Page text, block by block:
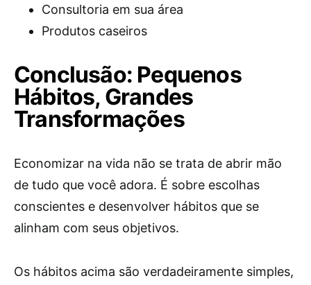
Consultoria em sua área
Produtos caseiros
Conclusão: Pequenos
Hábitos, Grandes
Transformações
Economizar na vida não se trata de abrir mão
de tudo que você adora. É sobre escolhas
conscientes e desenvolver hábitos que se
alinham com seus objetivos.
Os hábitos acima são verdadeiramente simples,